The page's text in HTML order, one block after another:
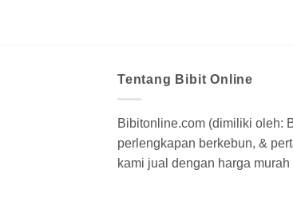
Tentang Bibit Online
Bibitonline.com (dimiliki oleh:
perlengkapan berkebun, &
kami jual dengan harga